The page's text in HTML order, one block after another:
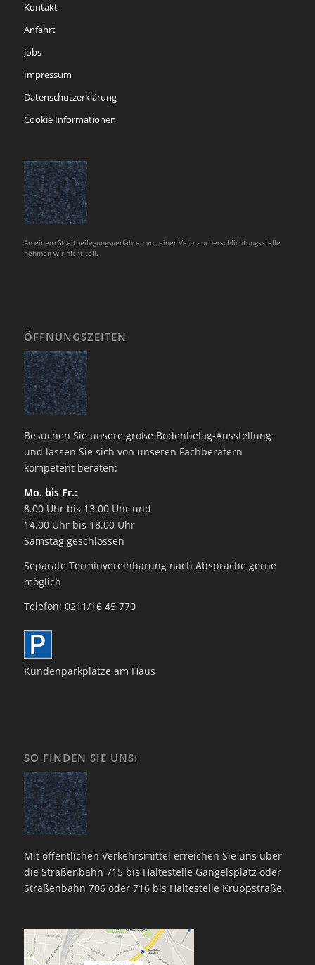
Kontakt
Anfahrt
Jobs
Impressum
Datenschutzerklärung
Cookie Informationen
An einem Streitbeilegungsverfahren vor einer Verbraucherschlichtungsstelle
nehmen wir nicht teil.
ÖFFNUNGSZEITEN
Besuchen Sie unsere große Bodenbelag-Ausstellung
und lassen Sie sich von unseren Fachberatern
kompetent beraten:
Mo. bis Fr.:
8.00 Uhr bis 13.00 Uhr und
14.00 Uhr bis 18.00 Uhr
Samstag geschlossen
Separate Terminvereinbarung nach Absprache gerne
möglich
Telefon: 0211/16 45 770
Kundenparkplätze am Haus
SO FINDEN SIE UNS:
Mit öffentlichen Verkehrsmittel erreichen Sie uns über
die Straßenbahn 715 bis Haltestelle Gangelsplatz oder
Straßenbahn 706 oder 716 bis Haltestelle Kruppstraße.